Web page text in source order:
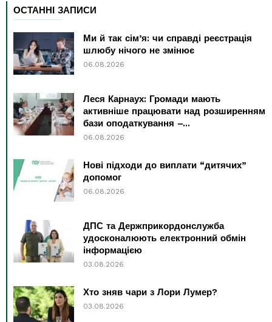
ОСТАННІ ЗАПИСИ
Ми й так сім’я: чи справді реєстрація
шлюбу нічого не змінює
06.08.2026
Леся Карнаух: Громади мають
активніше працювати над розширенням
бази оподаткування –...
06.08.2026
Нові підходи до виплати “дитячих”
допомог
06.08.2026
ДПС та Держприкордонслужба
удосконалюють електронний обмін
інформацією
03.08.2026
Хто зняв чари з Лори Лумер?
03.08.2026